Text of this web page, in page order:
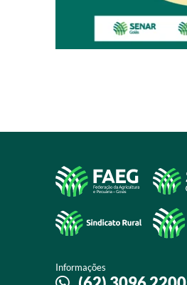
Informações